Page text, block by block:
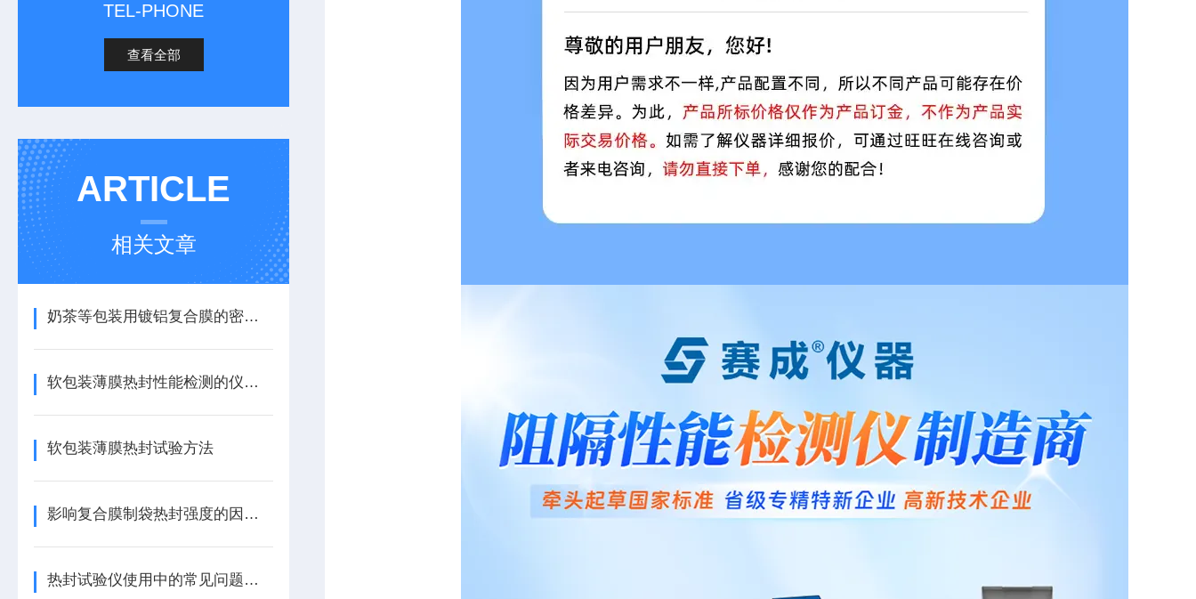
TEL-PHONE
查看全部
ARTICLE
相关文章
奶茶等包装用镀铝复合膜的密封性能检测
软包装薄膜热封性能检测的仪器选择及参考标准
软包装薄膜热封试验方法
影响复合膜制袋热封强度的因素有哪些？
热封试验仪使用中的常见问题有哪些